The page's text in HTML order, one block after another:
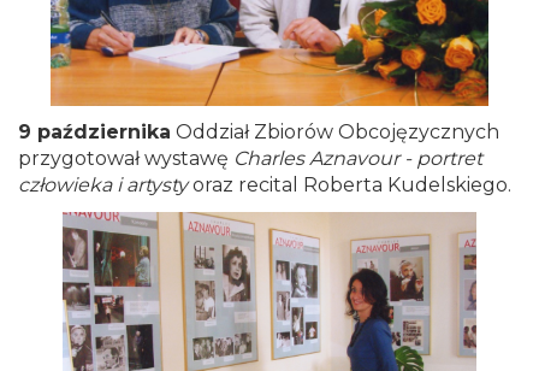
9 października Oddział Zbiorów Obcojęzycznych
przygotował wystawę Charles Aznavour - portret
człowieka i artystyoraz recital Roberta Kudelskiego.